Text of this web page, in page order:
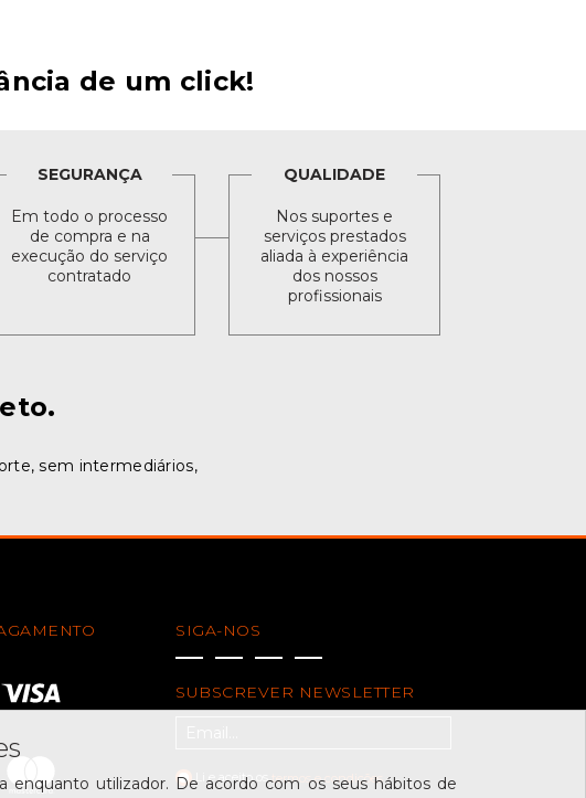
de um click!
SEGURANÇA
Em todo o processo
de compra e na
execução do serviço
contratado
QUALIDADE
Nos suportes e
serviços prestados
aliada à experiência
dos nossos
profissionais
sem intermediários,
SIGA-NOS
SUBSCREVER NEWSLETTER
Li e aceito ostermos e condições
utilizador. De acordo com os seus hábitos de